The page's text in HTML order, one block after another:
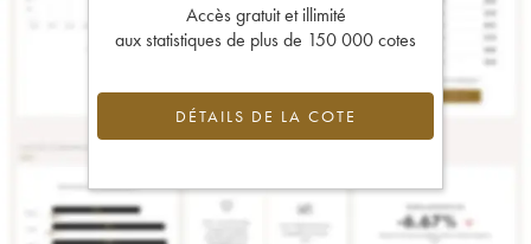
Accès gratuit et illimité
aux statistiques de plus de 150 000 cotes
DÉTAILS DE LA COTE